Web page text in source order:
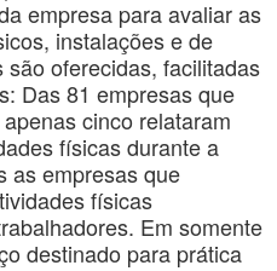
empresa para avaliar as
instalações e de
oferecidas, facilitadas
Das 81 empresas que
cinco relataram
físicas durante a
as empresas que
físicas
Em somente
destinado para prática